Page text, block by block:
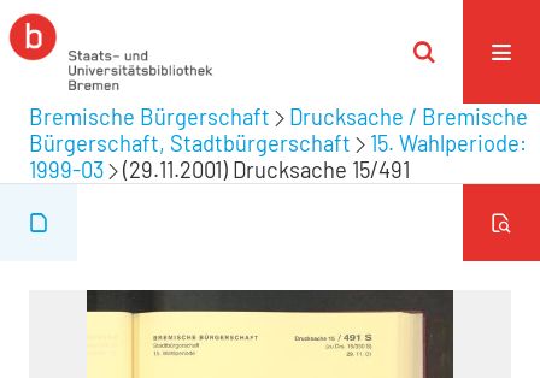
Bremische Bürgerschaft
Drucksache / Bremische
Bürgerschaft, Stadtbürgerschaft
15. Wahlperiode:
1999-03
(29.11.2001) Drucksache 15/491